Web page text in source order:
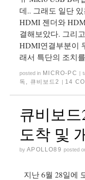
데.. 그래도 일단
HDMI 젠더와
결해보았다. 그리
HDMI연결부분이
래서 특단의 조치
posted in MICRO-PC |
독 , 큐비보드2 | 14
큐비보드
도착 및
by APOLLO89 posted
지난 6월 28일에